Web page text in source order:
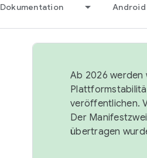
Dokumentation Android
Ab 2026 werden
veröffentlichen.
Der
übertragen